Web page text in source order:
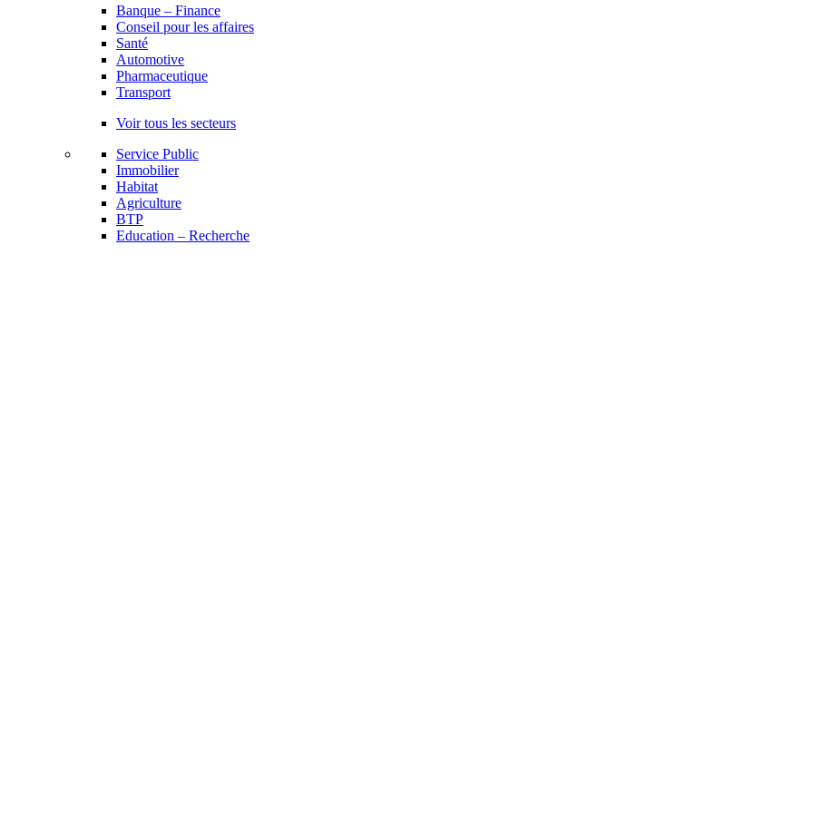
Banque – Finance
Conseil pour les affaires
Santé
Automotive
Pharmaceutique
Transport
Voir tous les secteurs
Service Public
Immobilier
Habitat
Agriculture
BTP
Education – Recherche